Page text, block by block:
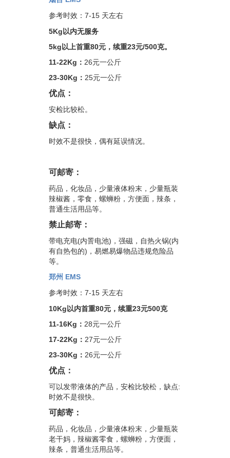
参考时效：7-15 天左右
5Kg以内无服务
5kg以上首重80元，续重23元/500克。
11-22Kg： 26元一公斤
23-30Kg： 25元一公斤
优点：
安检比较松。
缺点：
时效不是很快，偶有延误情况。
可邮寄：
药品，化妆品，少量液体粉末，少量瓶装
辣椒酱，零食，螺蛳粉，方便面，辣条，
普通生活用品等。
禁止邮寄：
带电充电(内詈电池)，强磁，自热火锅(内
有自热包的)，易燃易爆物品违规危险品
等。
郑州 EMS
参考时效：7-15 天左右
10Kg以内首重80元，续重23元500克
11-16Kg： 28元一公斤
17-22Kg： 27元一公斤
23-30Kg： 26元一公斤
优点：
可以发带液体的产品，安检比较松，缺点:
时效不是很快。
可邮寄：
药品，化妆品，少量液体粉末，少量瓶装
老干妈，辣椒酱零食，螺蛳粉，方便面，
辣条，普通生活用品等。